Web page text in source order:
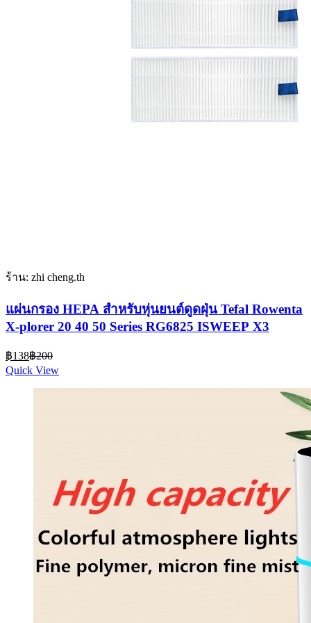
ร้าน: zhi cheng.th
แผ่นกรอง HEPA สําหรับหุ่นยนต์ดูดฝุ่น Tefal Rowenta
X-plorer 20 40 50 Series RG6825 ISWEEP X3
฿138Current
price
is:
฿200Original
was:
Quick View